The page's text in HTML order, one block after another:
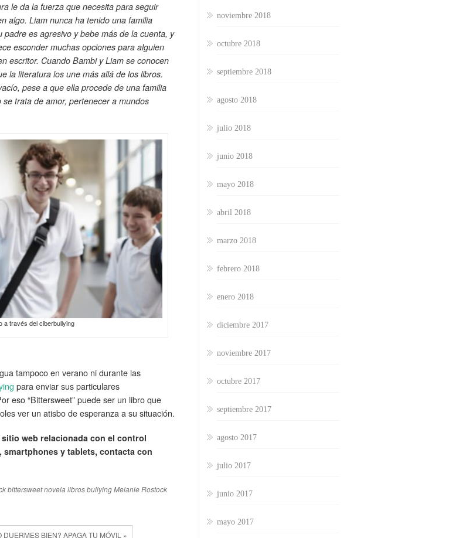
le da la fuerza que necesita para seguir
algo. Liam nunca ha tenido una familia
es agresivo y bebe más de la cuenta, y
esconder muchas opciones para alguien
escritor. Cuando Bambi y Liam se conocen
la literatura los une más allá de los libros.
pese a que ella procede de una familia
trata de amor, pertenecer a mundos
a través del ciberbullying
tampoco en verano ni durante las
para enviar sus particulares
eso “Bittersweet” puede ser un libro que
ver un atisbo de esperanza a su situación.
web relacionada con el control
y tablets, contacta con
bittersweet novela libros bullyingMelanie Rostock
DUERMES BIEN? APAGA TU MÓVIL »
noviembre 2018
octubre 2018
septiembre 2018
agosto 2018
julio 2018
junio 2018
mayo 2018
abril 2018
marzo 2018
febrero 2018
enero 2018
diciembre 2017
noviembre 2017
octubre 2017
septiembre 2017
agosto 2017
julio 2017
junio 2017
mayo 2017